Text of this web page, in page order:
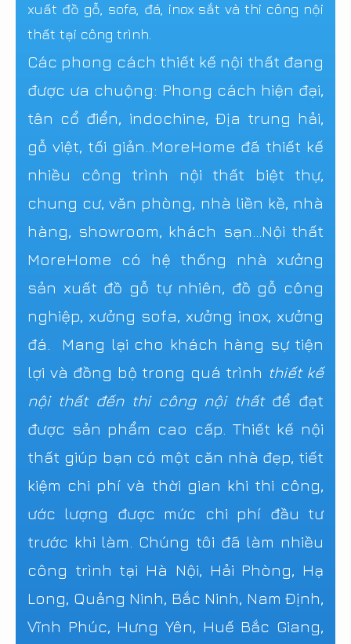
xuất đồ gỗ, sofa, đá, inox sắt và thi công nội
thất tại công trình.
Các phong cách thiết kế nội thất đang
được ưa chuộng: Phong cách hiện đại,
tân cổ điển, indochine, Địa trung hải,
gỗ việt, tối giản..MoreHome đã thiết kế
nhiều công trình nội thất biệt thự,
chung cư, văn phòng, nhà liền kề, nhà
hàng, showroom, khách sạn...Nội thất
MoreHome có hệ thống nhà xưởng
sản xuất đồ gỗ tự nhiên, đồ gỗ công
nghiệp, xưởng sofa, xưởng inox, xưởng
đá. Mang lại cho khách hàng sự tiện
lợi và đồng bộ trong quá trình thiết kế
nội thất đến thi công nội thấtđể đạt
được sản phẩm cao cấp. Thiết kế nội
thất giúp bạn có một căn nhà đẹp, tiết
kiệm chi phí và thời gian khi thi công,
ước lượng được mức chi phí đầu tư
trước khi làm. Chúng tôi đã làm nhiều
công trình tại Hà Nội, Hải Phòng, Hạ
Long, Quảng Ninh, Bắc Ninh, Nam Định,
Vĩnh Phúc, Hưng Yên, Huế Bắc Giang,